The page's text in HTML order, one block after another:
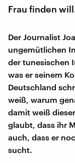
Frau finden
Der Journalist
ungemütlichen
der tunesischen
was er seinem
Deutschland
weiß, warum
damit weiß
glaubt, dass ihr
auch, dass er
sucht.